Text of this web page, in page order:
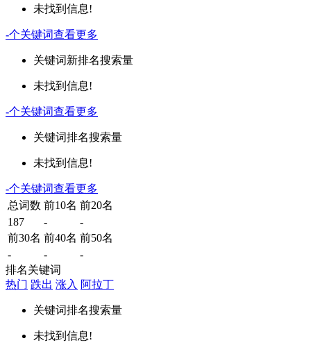
未找到信息!
-个关键词查看更多
关键词新排名搜索量
未找到信息!
-个关键词查看更多
关键词排名搜索量
未找到信息!
-个关键词查看更多
总词数 前10名 前20名
187
-
-
前30名 前40名 前50名
-
-
-
排名关键词
热门 跌出 涨入 阿拉丁
关键词排名搜索量
未找到信息!